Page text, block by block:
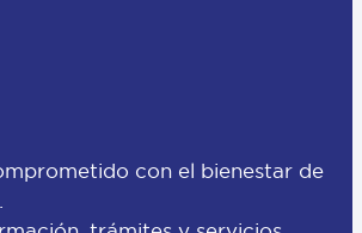
con el bienestar de